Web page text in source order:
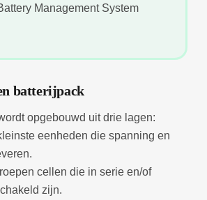
Management System
batterijpack
opgebouwd uit drie lagen:
eenheden die spanning en
cellen die in serie en/of
zijn.